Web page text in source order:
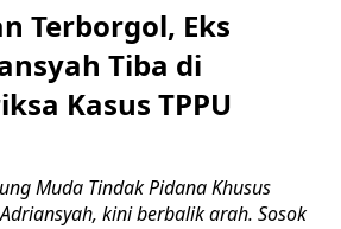
Terborgol, Eks
Tiba di
Kasus TPPU
Muda Tindak Pidana Khusus
kini berbalik arah. Sosok